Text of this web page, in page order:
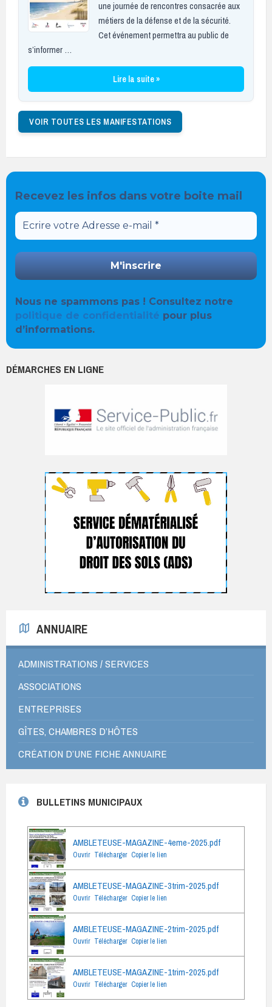
une journée de rencontres consacrée aux
métiers de la défense et de la sécurité.
Cet événement permettra au public de
s’informer …
Lire la suite »
VOIR TOUTES LES MANIFESTATIONS
Recevez les infos dans votre boite mail
Nous ne spammons pas ! Consultez notre
politique de confidentialité pour plus
d’informations.
DÉMARCHES EN LIGNE
ANNUAIRE
ADMINISTRATIONS / SERVICES
ASSOCIATIONS
ENTREPRISES
GÎTES, CHAMBRES D’HÔTES
CRÉATION D’UNE FICHE ANNUAIRE
BULLETINS MUNICIPAUX
AMBLETEUSE-MAGAZINE-4eme-2025.pdf
Ouvrir Télécharger Copier le lien
AMBLETEUSE-MAGAZINE-3trim-2025.pdf
Ouvrir Télécharger Copier le lien
AMBLETEUSE-MAGAZINE-2trim-2025.pdf
Ouvrir Télécharger Copier le lien
AMBLETEUSE-MAGAZINE-1trim-2025.pdf
Ouvrir Télécharger Copier le lien